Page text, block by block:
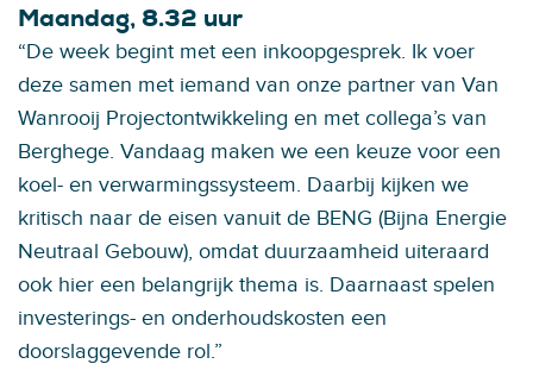
Maandag, 8.32 uur
“De week begint met een inkoopgesprek. Ik voer
deze samen met iemand van onze partner van Van
Wanrooij Projectontwikkeling en met collega’s van
Berghege. Vandaag maken we een keuze voor een
koel- en verwarmingssysteem. Daarbij kijken we
kritisch naar de eisen vanuit de BENG (Bijna Energie
Neutraal Gebouw), omdat duurzaamheid uiteraard
ook hier een belangrijk thema is. Daarnaast spelen
investerings- en onderhoudskosten een
doorslaggevende rol.”